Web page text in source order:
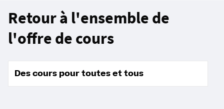
Retour à l'ensemble de
l'offre de cours
Des cours pour toutes et tous